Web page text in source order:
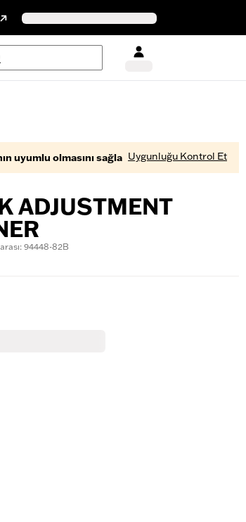
uyumlu olmasını sağla Uygunluğu Kontrol Et
ADJUSTMENT
94448-82B